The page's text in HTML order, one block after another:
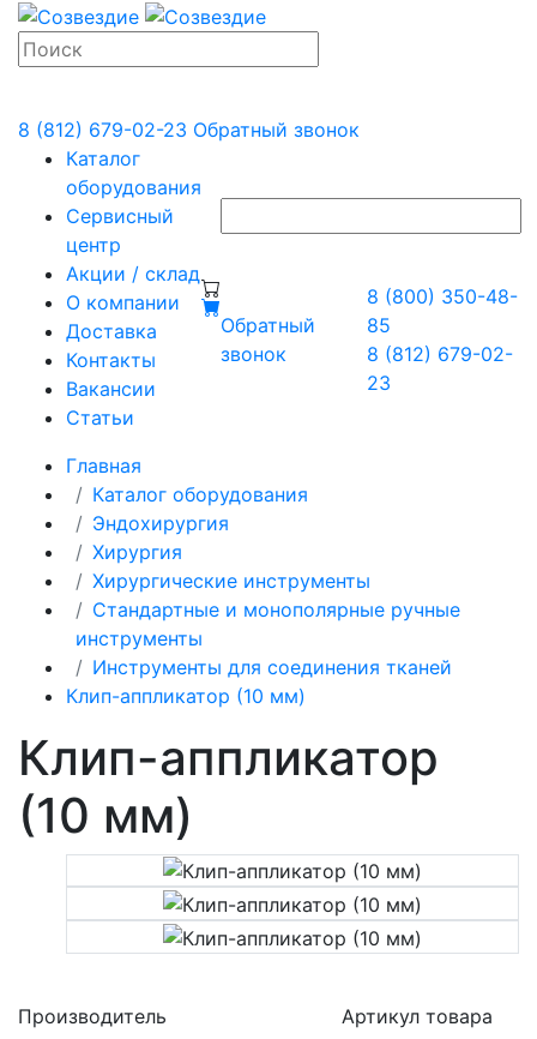
8 (812) 679-02-23 Обратный звонок
Каталог
оборудования
Сервисный
центр
Акции / склад
О компании
Доставка
Контакты
Вакансии
Статьи
Обратный
звонок
8 (800) 350-48-
85
8 (812) 679-02-
23
Главная
Каталог оборудования
Эндохирургия
Хирургия
Хирургические инструменты
Стандартные и монополярные ручные
инструменты
Инструменты для соединения тканей
Клип-аппликатор (10 мм)
Клип-аппликатор
(10 мм)
Производитель Артикул товара